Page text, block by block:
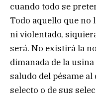
cuando todo se
Todo aquello que no
ni violentado,
será. No existirá la
dimanada de la
saludo del pésame
selecto o de sus